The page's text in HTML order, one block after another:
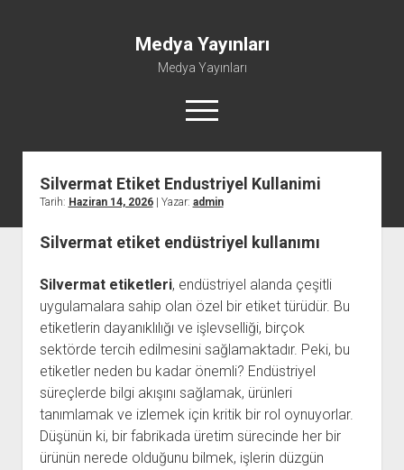
Medya Yayınları
Medya Yayınları
menüyü
aç
Instagram Beğeni Al
Sayfa Listesi
Şifresiz Spotify Takipçi Yükseltme
Silvermat Etiket Endustriyel Kullanimi
Tarih: Haziran 14, 2026| Yazar: admin
Silvermat etiket endüstriyel kullanımı
Silvermat etiketleri, endüstriyel alanda çeşitli
uygulamalara sahip olan özel bir etiket türüdür. Bu
etiketlerin dayanıklılığı ve işlevselliği, birçok
sektörde tercih edilmesini sağlamaktadır. Peki, bu
etiketler neden bu kadar önemli? Endüstriyel
süreçlerde bilgi akışını sağlamak, ürünleri
tanımlamak ve izlemek için kritik bir rol oynuyorlar.
Düşünün ki, bir fabrikada üretim sürecinde her bir
ürünün nerede olduğunu bilmek, işlerin düzgün